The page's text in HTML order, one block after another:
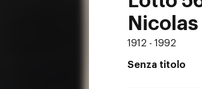
1912 - 1992
Senza titolo